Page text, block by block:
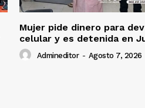
Mujer pide dinero para
celular y es detenida en
Admineditor - Agosto 7, 2026